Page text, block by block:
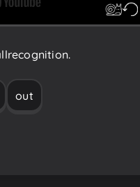
recognition.
out